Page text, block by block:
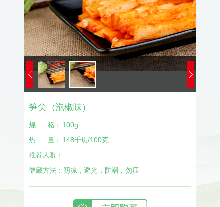
笋尖（泡椒味）
规 格： 100g
热
量： 148千焦/100克
推荐人群：
储藏方法： 阴凉，避光，防潮，勿压